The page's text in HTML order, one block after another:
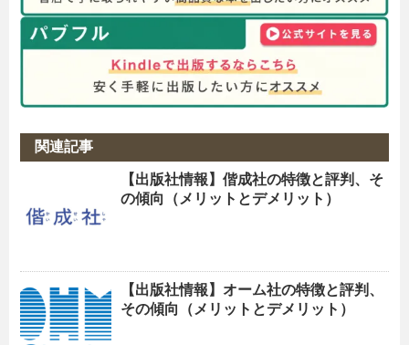
関連記事
【出版社情報】偕成社の特徴と評判、そ
の傾向（メリットとデメリット）
【出版社情報】オーム社の特徴と評判、
その傾向（メリットとデメリット）